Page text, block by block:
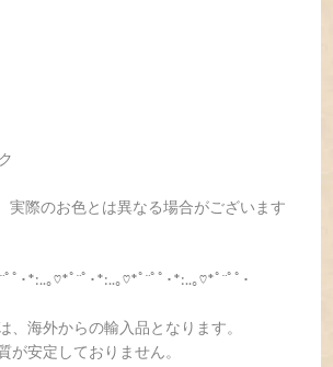
実際のお色とは異なる場合がございます
ﾟ･*:..｡♡*ﾟ¨ﾟ･*:..｡♡*ﾟ¨ﾟﾟ･*:..｡♡*ﾟ¨ﾟﾟ･
、海外からの輸入品となります。
が安定しておりません。